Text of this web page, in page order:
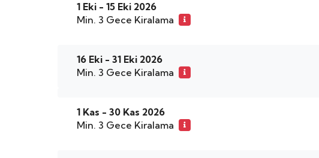
1 Eki - 15 Eki 2026
Min. 3 Gece Kiralama
16 Eki - 31 Eki 2026
Min. 3 Gece Kiralama
1 Kas - 30 Kas 2026
Min. 3 Gece Kiralama